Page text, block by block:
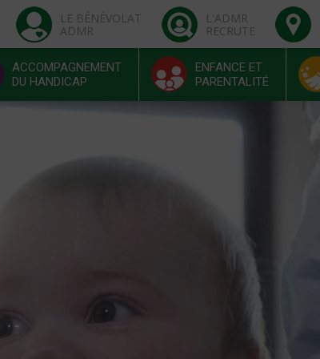
LE BÉNÉVOLAT
ADMR
L'ADMR
RECRUTE
ACCOMPAGNEMENT
DU HANDICAP
ENFANCE ET
PARENTALITÉ